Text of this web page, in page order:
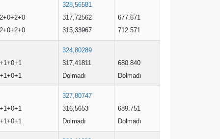
328,56581
317,72562
315,33967
677.671
712.571
324,80289
317,41811
Dolmadı
680.840
Dolmadı
327,80747
316,5653
Dolmadı
689.751
Dolmadı